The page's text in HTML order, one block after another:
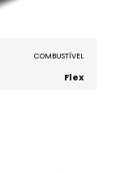
COMBUSTÍVEL
Flex